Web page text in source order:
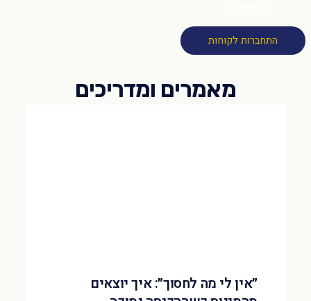
התחברות לקוחות
״אין לי מה לחסוך״: איך יוצאים